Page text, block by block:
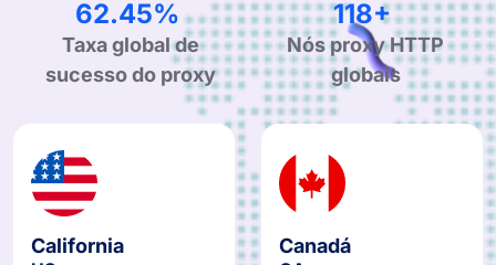
99.90%
Taxa global de
sucesso do proxy
190+
Nós proxy HTTP
globais